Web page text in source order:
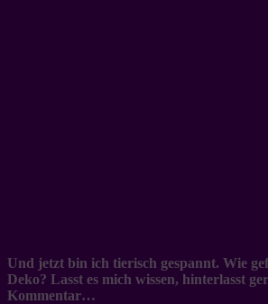
Und jetzt bin ich tierisch gespannt. Wie
Deko? Lasst es mich wissen, hinterlasst
Kommentar…